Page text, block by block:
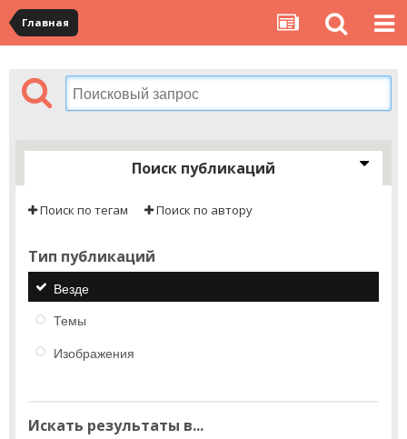
Главная
Поиск публикаций
Поиск по тегам Поиск по автору
Тип публикаций
Везде
Темы
Изображения
Искать результаты в...